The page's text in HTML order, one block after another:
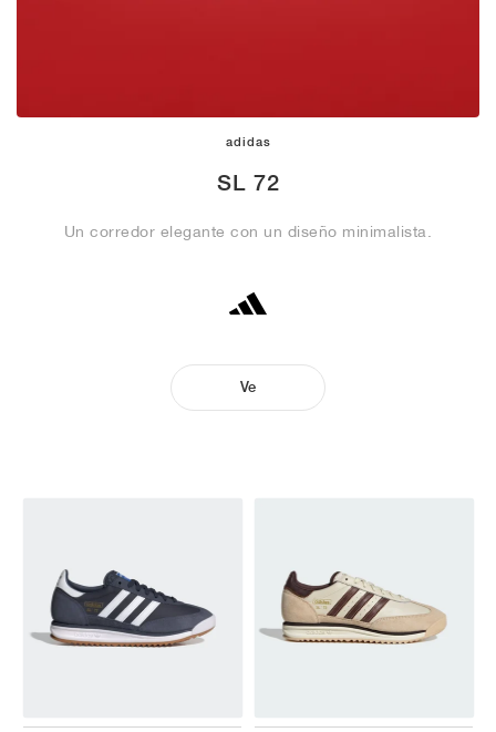
adidas
SL 72
Un corredor elegante con un diseño minimalista.
Ve